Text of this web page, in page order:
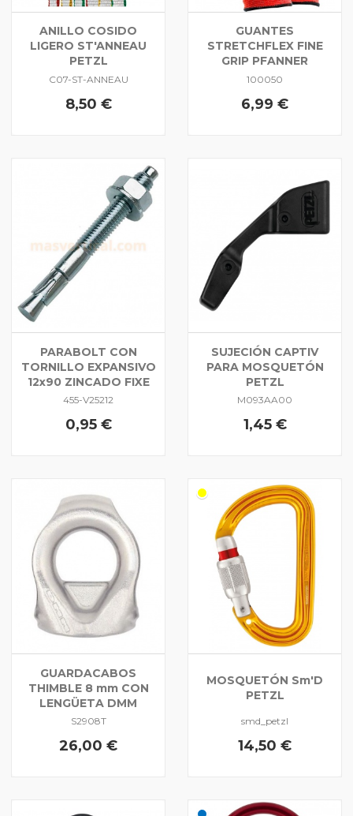
ANILLO COSIDO
LIGERO ST'ANNEAU
PETZL
C07-ST-ANNEAU
8,50 €
GUANTES
STRETCHFLEX FINE
GRIP PFANNER
100050
6,99 €
PARABOLT CON
TORNILLO EXPANSIVO
12x90 ZINCADO FIXE
455-V25212
0,95 €
SUJECIÓN CAPTIV
PARA MOSQUETÓN
PETZL
M093AA00
1,45 €
GUARDACABOS
THIMBLE 8 mm CON
LENGÜETA DMM
S2908T
26,00 €
MOSQUETÓN Sm'D
PETZL
smd_petzl
14,50 €